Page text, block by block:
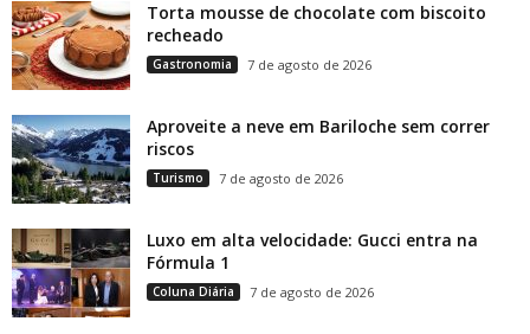
Torta mousse de chocolate com biscoito
recheado
Gastronomia 7 de agosto de 2026
Aproveite a neve em Bariloche sem correr
riscos
Turismo 7 de agosto de 2026
Luxo em alta velocidade: Gucci entra na
Fórmula 1
Coluna Diária 7 de agosto de 2026